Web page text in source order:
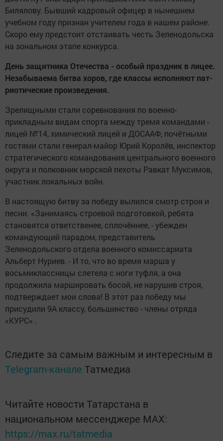
Билялову. Бывший кадровый офицер в нынешнем
учебном году признан учителем года в нашем районе.
Скоро ему предстоит отстаивать честь Зеленодольска
на зональном этапе конкурса.
День защитника Отечества - особый праздник в лицее.
Незабываема битва хоров, где классы исполняют пат­
риотические произведения.
Зрелищными стали соревнования по военно-
прикладным видам спорта между тремя командами -
лицей №14, химический лицей и ДОСААФ, почётными
гостями стали генерал-майор Юрий Королёв, инспектор
стратегического командования центрального военного
округа и полковник морской пехоты Равкат Муксимов,
участник локальных войн.
В настоящую битву за победу вылился смотр строя и
песни. «Занимаясь строевой подготовкой, ребята
становятся ответственее, сплочённее, - убежден
командующий парадом, представитель
Зеленодольского отдела военного комиссариата
Альберт Нуриев. - И то, что во время марша у
восьмиклассницы слетела с ноги туфля, а она
продолжила маршировать босой, не нарушив строя,
подтверждает мои слова! В этот раз победу мы
присудили 9А классу, большинство - члены отряда
«КУРС» .
Следите за самым важным и интересным в
Telegram-канале Татмедиа
Читайте новости Татарстана в
национальном мессенджере MАХ:
https://max.ru/tatmedia